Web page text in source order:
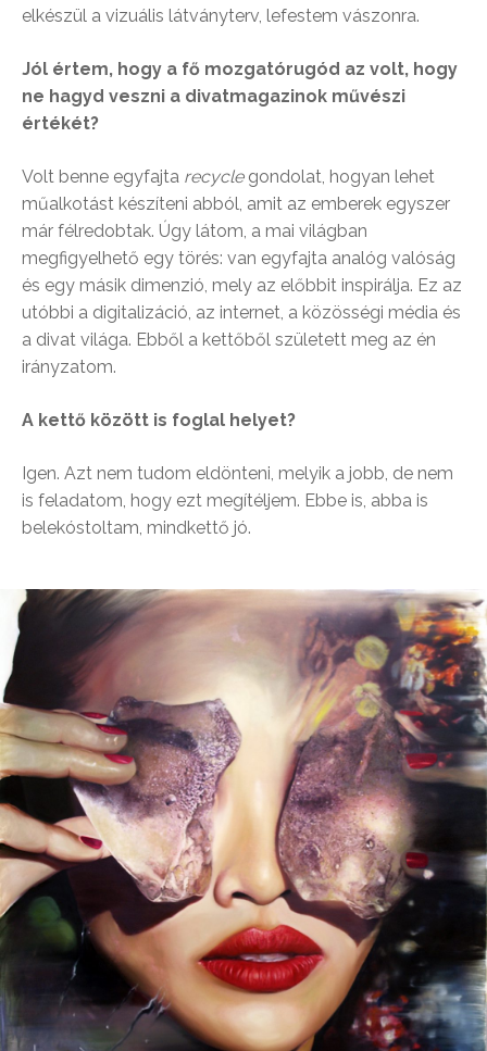
elkészül a vizuális látványterv, lefestem vászonra.
Jól értem, hogy a fő mozgatórugód az volt, hogy
ne hagyd veszni a divatmagazinok művészi
értékét?
Volt benne egyfajta recyclegondolat, hogyan lehet
műalkotást készíteni abból, amit az emberek egyszer
már félredobtak. Úgy látom, a mai világban
megfigyelhető egy törés: van egyfajta analóg valóság
és egy másik dimenzió, mely az előbbit inspirálja. Ez az
utóbbi a digitalizáció, az internet, a közösségi média és
a divat világa. Ebből a kettőből született meg az én
irányzatom.
A kettő között is foglal helyet?
Igen. Azt nem tudom eldönteni, melyik a jobb, de nem
is feladatom, hogy ezt megítéljem. Ebbe is, abba is
belekóstoltam, mindkettő jó.